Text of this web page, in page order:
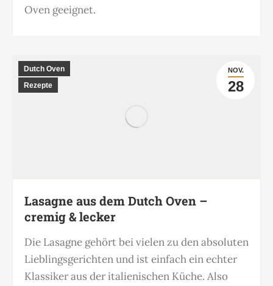
Oven geeignet.
NOV.
28
Dutch Oven
Rezepte
Lasagne aus dem Dutch Oven –
cremig & lecker
Die Lasagne gehört bei vielen zu den absoluten
Lieblingsgerichten und ist einfach ein echter
Klassiker aus der italienischen Küche. Also